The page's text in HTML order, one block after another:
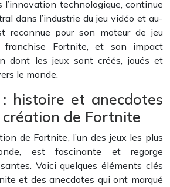
technologique, continue
dans l’industrie du jeu vidéo et au-
reconnue pour son moteur de jeu
franchise Fortnite, et son impact
dont les jeux sont créés, joués et
le monde.
: histoire et anecdotes
de Fortnite
de Fortnite, l’un des jeux les plus
est fascinante et regorge
Voici quelques éléments clés
et des anecdotes qui ont marqué